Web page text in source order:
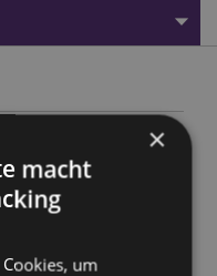
Wasserflasche 600ml
SK Ecozen (Flasche -
(Dichtung) und einem
×
macht
um